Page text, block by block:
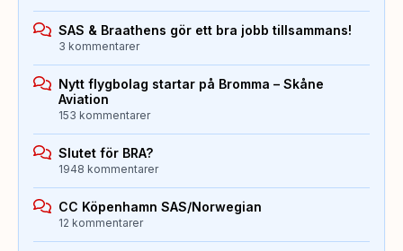
SAS & Braathens gör ett bra jobb tillsammans!
3 kommentarer
Nytt flygbolag startar på Bromma – Skåne
Aviation
153 kommentarer
Slutet för BRA?
1948 kommentarer
CC Köpenhamn SAS/Norwegian
12 kommentarer